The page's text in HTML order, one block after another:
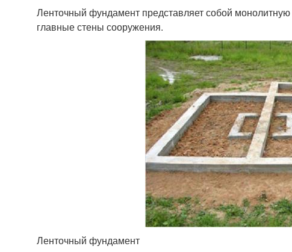
Ленточный фундамент представляет собой монолитную
главные стены сооружения.
Ленточный фундамент